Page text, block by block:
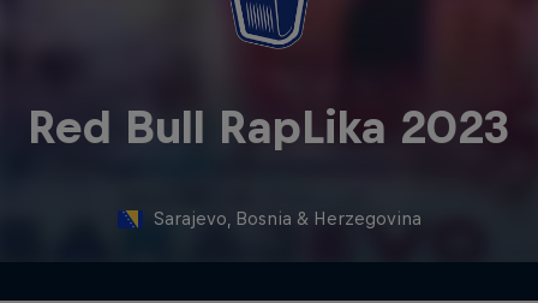
Red Bull RapLika 2023
Sarajevo, Bosnia & Herzegovina